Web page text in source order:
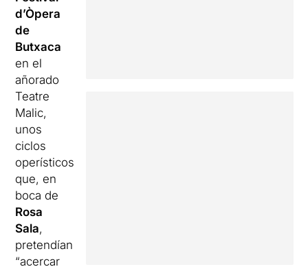
d’Òpera
de
Butxaca
en el
añorado
Teatre
Malic,
unos
ciclos
operísticos
que, en
boca de
Rosa
Sala,
pretendían
“acercar